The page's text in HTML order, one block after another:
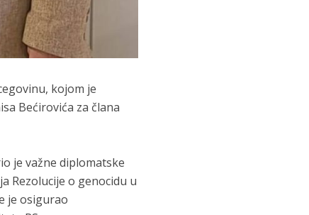
kojom je
Bećirovića za člana
je važne diplomatske
Rezolucije o genocidu u
je osigurao